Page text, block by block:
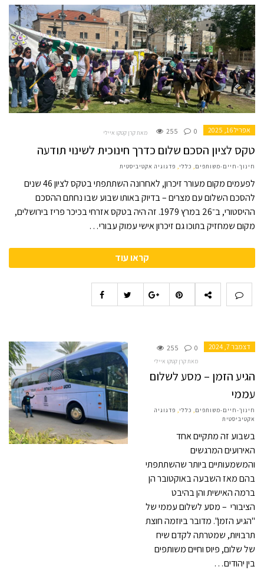
אפריל 16, 2025 255 0 מאת קרן קטקו איילי
טקס לציון הסכם שלום כדרך חינוכית לשינוי תודעה
חינוך-חיים-משותפים כללי פדגוגיה אקטיביסטית
לפעמים מקום מעורר זיכרון, לאחרונה השתתפתי בטקס לציון 46 שנים
להסכם השלום עם מצרים – בדיוק באותו שבוע שבו נחתם ההסכם
ההיסטורי, ב־26 במרץ 1979. זה היה בטקס אזרחי בכיכר פריז בירושלים,
מקום שמחזיק בתוכו גם זיכרון אישי עמוק עבורי…
קראו עוד
דצמבר 7, 2024 255 0
מאת קרן קטקו איילי
הגיע הזמן – מסע לשלום
עממי
חינוך-חיים-משותפים כללי
פדגוגיה
אקטיביסטית
בשבוע זה מתקיים אחד
האירועים המרגשים
והמשמעותיים ביותר שהשתתפתי
בהם מאז השבעה באוקטובר הן
ברמה האישית והן בהיבט
הציבורי – מסע לשלום עממי של
"הגיע הזמן". מדובר ביוזמה חוצת
תרבויות, שמטרתה לקדם שיח
של שלום, פיוס וחיים משותפים
בין יהודים…